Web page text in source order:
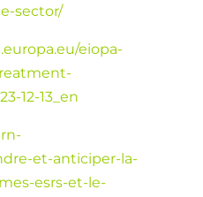
sector/
eiopa-
12-13_en
et-anticiper-la-
esrs-et-le-